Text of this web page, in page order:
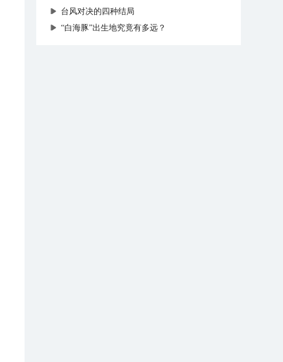
台风对决的四种结局
“白海豚”出生地究竟有多远？